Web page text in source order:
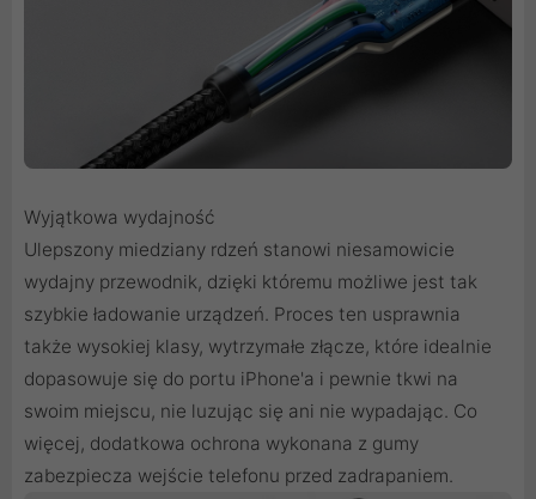
Wyjątkowa wydajność
Ulepszony miedziany rdzeń stanowi niesamowicie
wydajny przewodnik, dzięki któremu możliwe jest tak
szybkie ładowanie urządzeń. Proces ten usprawnia
także wysokiej klasy, wytrzymałe złącze, które idealnie
dopasowuje się do portu iPhone'a i pewnie tkwi na
swoim miejscu, nie luzując się ani nie wypadając. Co
więcej, dodatkowa ochrona wykonana z gumy
zabezpiecza wejście telefonu przed zadrapaniem.